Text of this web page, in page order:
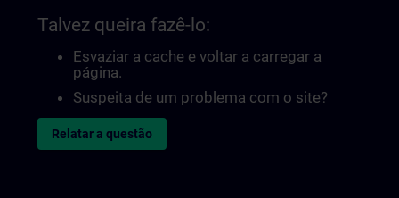
Talvez queira fazê-lo:
Esvaziar a cache e voltar a carregar a
página.
Suspeita de um problema com o site?
Relatar a questão